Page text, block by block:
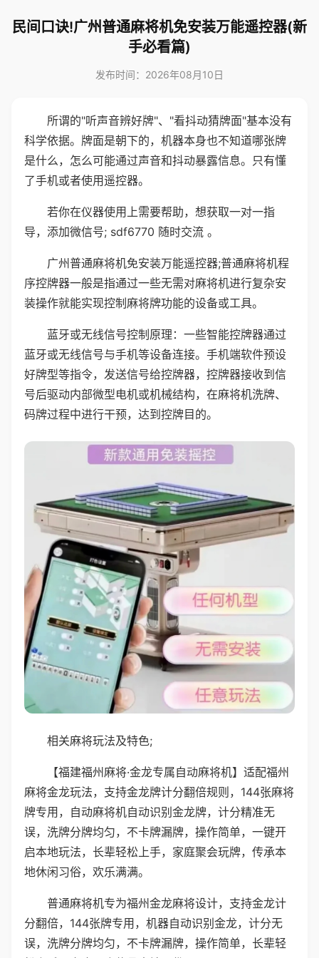
民间口诀!广州普通麻将机免安装万能遥控器(新
手必看篇)
发布时间：2026年08月10日
所谓的"听声音辨好牌"、"看抖动猜牌面"基本没有
科学依据。牌面是朝下的，机器本身也不知道哪张牌
是什么，怎么可能通过声音和抖动暴露信息。只有懂
了手机或者使用遥控器。
若你在仪器使用上需要帮助，想获取一对一指
导，添加微信号; sdf6770 随时交流 。
广州普通麻将机免安装万能遥控器;普通麻将机程
序控牌器一般是指通过一些无需对麻将机进行复杂安
装操作就能实现控制麻将牌功能的设备或工具。
蓝牙或无线信号控制原理：一些智能控牌器通过
蓝牙或无线信号与手机等设备连接。手机端软件预设
好牌型等指令，发送信号给控牌器，控牌器接收到信
号后驱动内部微型电机或机械结构，在麻将机洗牌、
码牌过程中进行干预，达到控牌目的。
相关麻将玩法及特色;
【福建福州麻将·金龙专属自动麻将机】适配福州
麻将金龙玩法，支持金龙牌计分翻倍规则，144张麻将
牌专用，自动麻将机自动识别金龙牌，计分精准无
误，洗牌分牌均匀，不卡牌漏牌，操作简单，一键开
启本地玩法，长辈轻松上手，家庭聚会玩牌，传承本
地休闲习俗，欢乐满满。
普通麻将机专为福州金龙麻将设计，支持金龙计
分翻倍，144张牌专用，机器自动识别金龙，计分无
误，洗牌分牌均匀，不卡牌漏牌，操作简单，长辈轻